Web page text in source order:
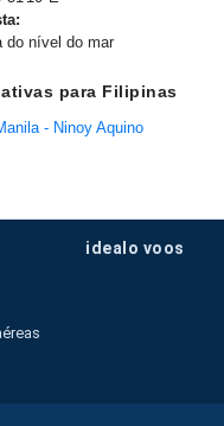
do nível do mar
para Filipinas
- Ninoy Aquino
idealo voos